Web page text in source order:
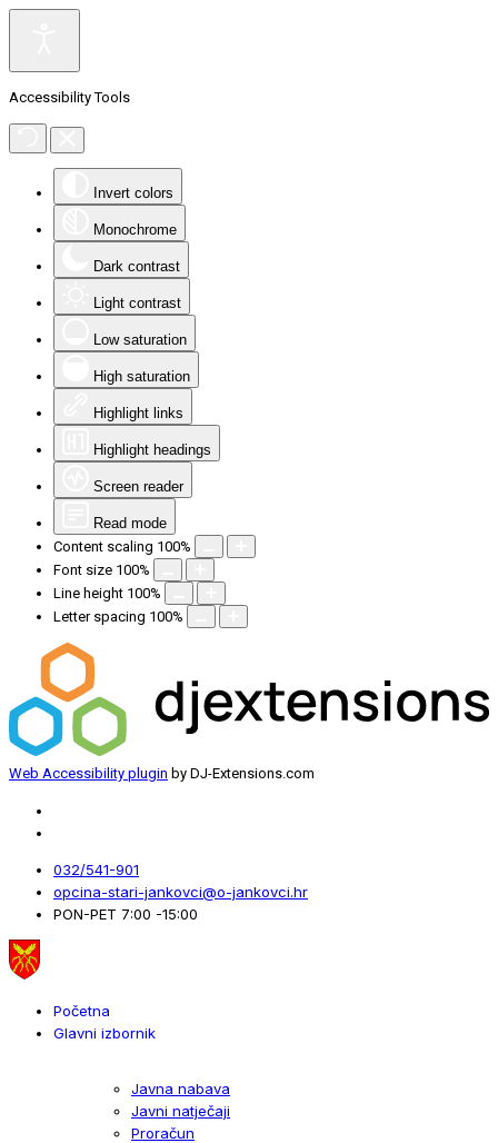
Accessibility Tools
Invert colors
Monochrome
Dark contrast
Light contrast
Low saturation
High saturation
Highlight links
Highlight headings
Screen reader
Read mode
Content scaling 100%
Font size 100%
Line height 100%
Letter spacing 100%
Web Accessibility plugin by DJ-Extensions.com
032/541-901
opcina-stari-jankovci@o-jankovci.hr
PON-PET 7:00 -15:00
Početna
Glavni izbornik
Javna nabava
Javni natječaji
Proračun